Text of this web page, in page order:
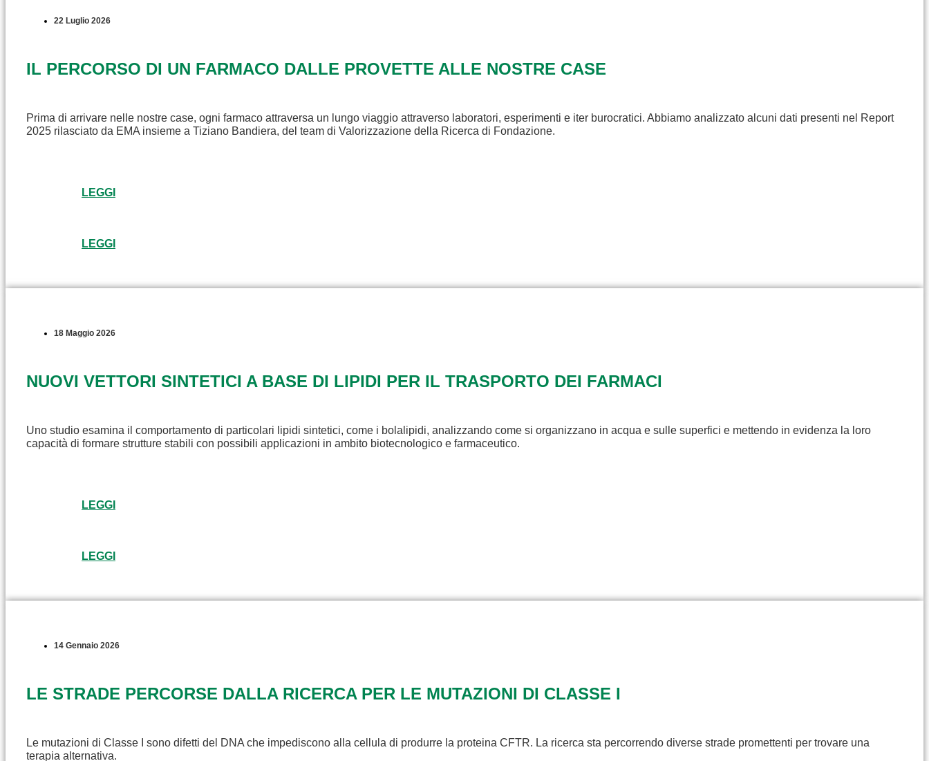
22 Luglio 2026
IL PERCORSO DI UN FARMACO DALLE PROVETTE ALLE NOSTRE CASE
Prima di arrivare nelle nostre case, ogni farmaco attraversa un lungo viaggio attraverso laboratori, esperimenti e iter burocratici. Abbiamo analizzato alcuni dati presenti nel Report
2025 rilasciato da EMA insieme a Tiziano Bandiera, del team di Valorizzazione della Ricerca di Fondazione.
LEGGI
LEGGI
18 Maggio 2026
NUOVI VETTORI SINTETICI A BASE DI LIPIDI PER IL TRASPORTO DEI FARMACI
Uno studio esamina il comportamento di particolari lipidi sintetici, come i bolalipidi, analizzando come si organizzano in acqua e sulle superfici e mettendo in evidenza la loro
capacità di formare strutture stabili con possibili applicazioni in ambito biotecnologico e farmaceutico.
LEGGI
LEGGI
14 Gennaio 2026
LE STRADE PERCORSE DALLA RICERCA PER LE MUTAZIONI DI CLASSE I
Le mutazioni di Classe I sono difetti del DNA che impediscono alla cellula di produrre la proteina CFTR. La ricerca sta percorrendo diverse strade promettenti per trovare una
terapia alternativa.